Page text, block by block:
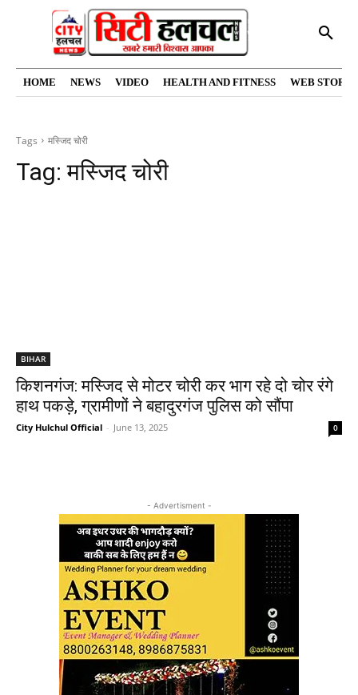
HOME NEWS VIDEO HEALTH AND FITNESS WEB
Tags मस्जिद चोरी
Tag:मस्जिद चोरी
BIHAR
किशनगंज: मस्जिद से मोटर चोरी कर भाग रहे दो चोर रंगे
हाथ पकड़े, ग्रामीणों ने बहादुरगंज पुलिस को सौंपा
City Hulchul Official - June 13, 2025 0
- Advertisment -